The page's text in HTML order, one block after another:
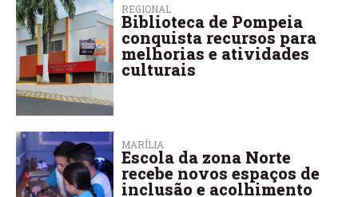
REGIONAL
Biblioteca de Pompeia
conquista recursos para
melhorias e atividades
culturais
MARÍLIA
Escola da zona Norte
recebe novos espaços de
inclusão e acolhimento